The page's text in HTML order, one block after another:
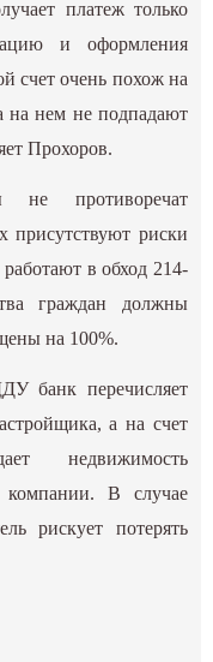
платеж только
и оформления
счет очень похож на
на нем не подпадают
Прохоров.
противоречат
присутствуют риски
в обход 214-
граждан должны
на 100%.
банк перечисляет
а на счет
недвижимость
компании. В случае
рискует потерять